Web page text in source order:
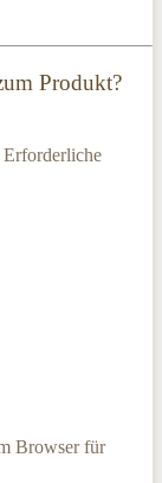
Produkt?
Browser für